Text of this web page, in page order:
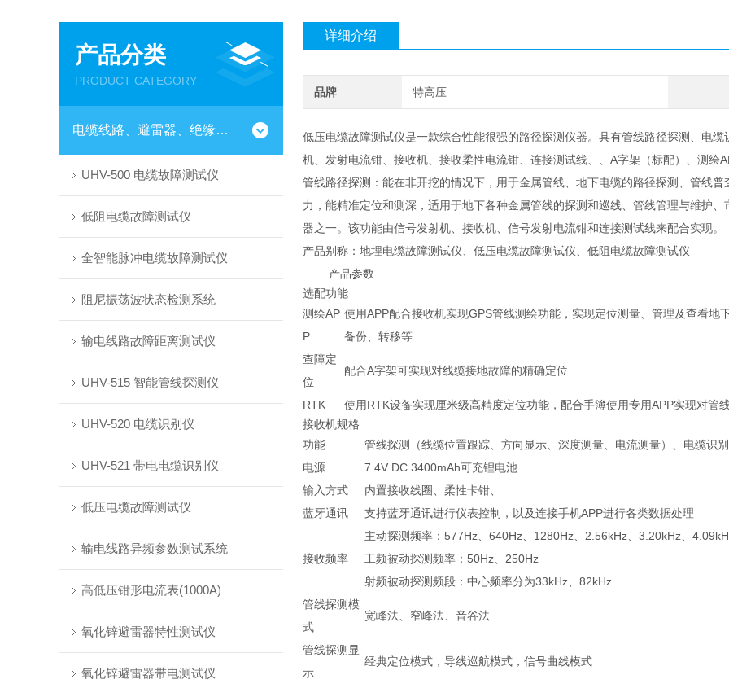
产品分类
PRODUCT CATEGORY
电缆线路、避雷器、绝缘子测试仪器
UHV-500 电缆故障测试仪
低阻电缆故障测试仪
全智能脉冲电缆故障测试仪
阻尼振荡波状态检测系统
输电线路故障距离测试仪
UHV-515 智能管线探测仪
UHV-520 电缆识别仪
UHV-521 带电电缆识别仪
低压电缆故障测试仪
输电线路异频参数测试系统
高低压钳形电流表(1000A)
氧化锌避雷器特性测试仪
氧化锌避雷器带电测试仪
详细介绍
品牌 特高压
低压电缆故障测试仪是一款综合性能很强的路径探测仪器。具有管线路径探测、电
机、发射电流钳、接收机、接收柔性电流钳、连接测试线、、A字架（标配）、测绘
管线路径探测：能在非开挖的情况下，用于金属管线、地下电缆的路径探测、管线
力，能精准定位和测深，适用于地下各种金属管线的探测和巡线、管线管理与维护
器之一。该功能由信号发射机、接收机、信号发射电流钳和连接测试线来配合实现。
产品别称：地埋电缆故障测试仪、低压电缆故障测试仪、低阻电缆故障测试仪
产品参数
选配功能
测绘AP
P
使用APP配合接收机实现GPS管线测绘功能，实现定位测量、管理及查看
备份、转移等
查障定
位
配合A字架可实现对线缆接地故障的精确定位
RTK
使用RTK设备实现厘米级高精度定位功能，配合手簿使用专用APP实现对管
接收机规格
功能
管线探测（线缆位置跟踪、方向显示、深度测量、电流测量）、电缆识
电源
7.4V DC 3400mAh可充锂电池
输入方式
内置接收线圈、柔性卡钳、
蓝牙通讯
支持蓝牙通讯进行仪表控制，以及连接手机APP进行各类数据处理
接收频率
主动探测频率：577Hz、640Hz、1280Hz、2.56kHz、3.20kHz、
工频被动探测频率：50Hz、250Hz
射频被动探测频段：中心频率分为33kHz、82kHz
管线探测模
式
宽峰法、窄峰法、音谷法
管线探测显
示
经典定位模式，导线巡航模式，信号曲线模式